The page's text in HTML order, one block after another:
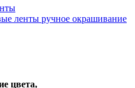
ленты ручное окрашивание
цвета,